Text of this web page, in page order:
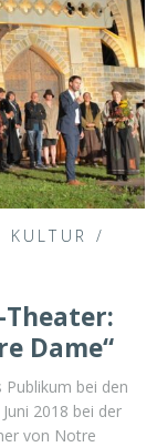
KULTUR /
Dame“
bei den
2018 bei der
von Notre